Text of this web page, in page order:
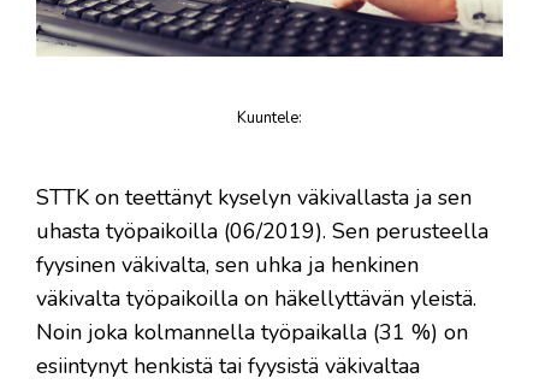
Kuuntele:
STTK on teettänyt kyselyn väkivallasta ja sen
uhasta työpaikoilla (06/2019). Sen perusteella
fyysinen väkivalta, sen uhka ja henkinen
väkivalta työpaikoilla on häkellyttävän yleistä.
Noin joka kolmannella työpaikalla (31 %) on
esiintynyt henkistä tai fyysistä väkivaltaa